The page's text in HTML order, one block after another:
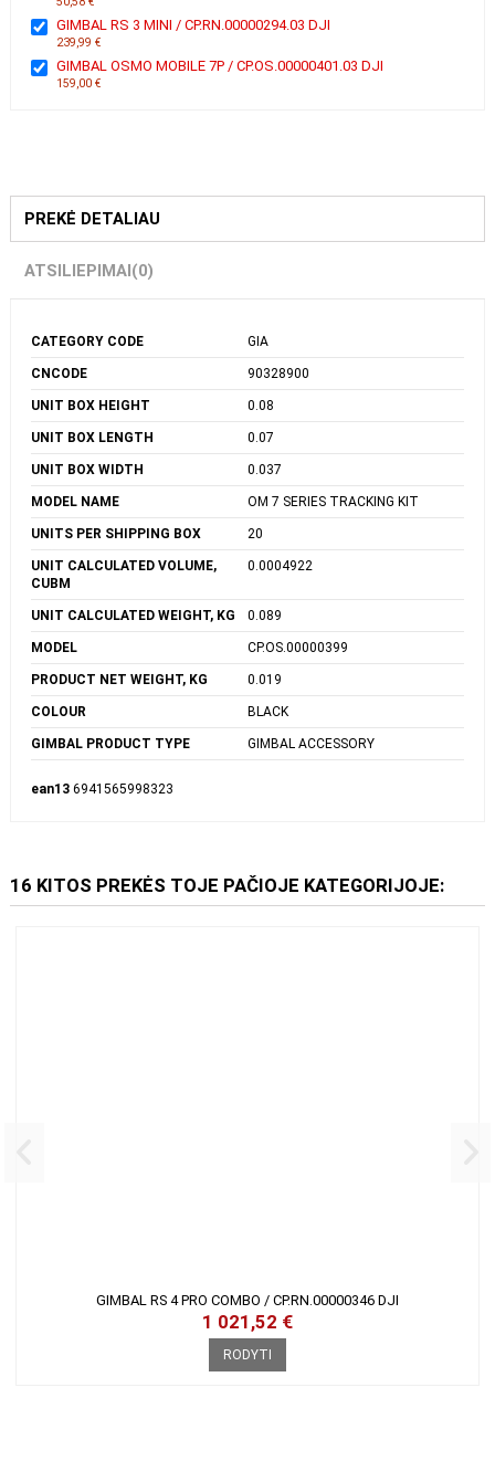
Ši prekė:
CP.OS.00000399.02
50,58 €
GIMBAL RS 3 MINI / CP.RN.00000294.03 DJI
239,99 €
PREKĖ DETALIAU
CATEGORY CODE GIA
CNCODE 90328900
UNIT BOX HEIGHT 0.08
UNIT BOX LENGTH 0.07
UNIT BOX WIDTH 0.037
MODEL NAME OM 7 SERIES TRACKING KIT
UNITS PER SHIPPING BOX
UNIT CALCULATED VOLUME,
CUBM
0.0004922
UNIT CALCULATED WEIGHT, KG 0.089
MODEL CP.OS.00000399
PRODUCT NET WEIGHT, KG 0.019
COLOUR BLACK
GIMBAL PRODUCT TYPE
GIMBAL RS 4 PRO COMBO / CP.RN.00000346 DJI
1 021,52 €